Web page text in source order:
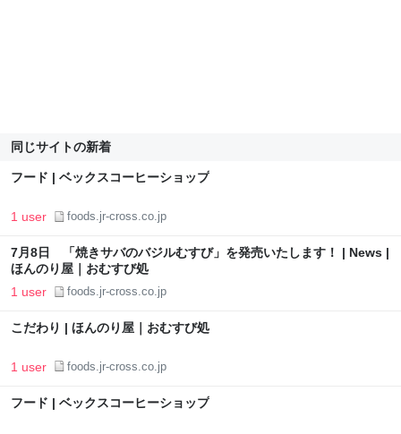
同じサイトの新着
フード | ベックスコーヒーショップ
1 user foods.jr-cross.co.jp
7月8日 「焼きサバのバジルむすび」を発売いたします！ | News |
ほんのり屋｜おむすび処
1 user foods.jr-cross.co.jp
こだわり | ほんのり屋｜おむすび処
1 user foods.jr-cross.co.jp
フード | ベックスコーヒーショップ